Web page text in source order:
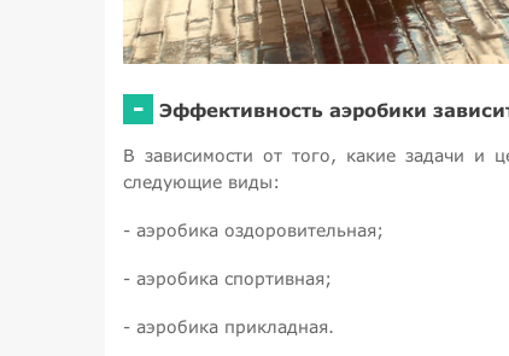
- Эффективность аэробики
В зависимости от того, какие задачи и
следующие виды:
- аэробика оздоровительная;
- аэробика спортивная;
- аэробика прикладная.